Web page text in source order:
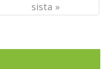
sista »